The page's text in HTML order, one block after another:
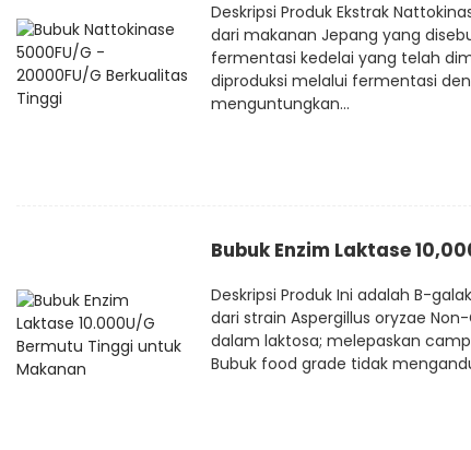
Deskripsi Produk Ekstrak
dari makanan Jepang yang
fermentasi kedelai yang telah
diproduksi melalui fermentasi
menguntungkan...
Bubuk Enzim Laktase
Deskripsi Produk Ini adalah B-
dari strain Aspergillus oryzae
dalam laktosa; melepaskan
Bubuk food grade tidak